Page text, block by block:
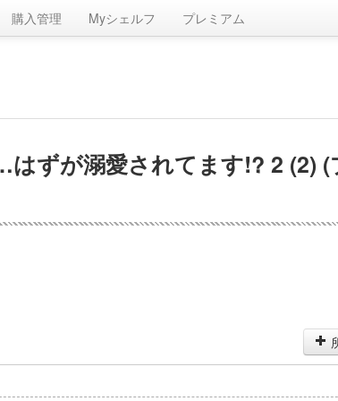
購入管理 Myシェルフ プレミアム
ずが溺愛されてます!? 2 (2) (